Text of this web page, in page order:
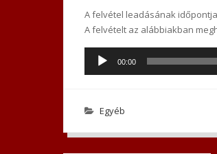
A felvétel leadásának
A felvételt az alábbiakban
Audió
lejátszó
00:00
Egyéb